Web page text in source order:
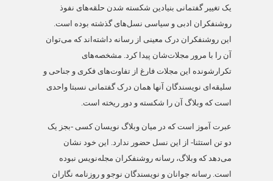
یک تغییر گفتمانی بنیادین شکسته شدن حلقه‌های نفوذ
روشنفکران ادبی و سیاسی نسل‌های گذشته بوده است.
این روشنفکران درک معینی از رسانه داشته‌اند که می‌توان
آن را با مرور مجلات‌شان پیدا کرد. مشخصه‌های
تکرارشونده این مجلات فارغ از تفاوت‌های فکری و جناحی و
سلیقه‌ای نویسندگان آنها همان درک گفتمانی نسبتا واحدی
است که وبلاگ آن را شکسته و دور ریخته است.
عبرت آموز است که در میان وبلاگ نویسان کسی -بجز یک
دو تن استثنا- از این نسل حضور ندارد. این خود نشان
می‌دهد که وبلاگ، رسانه روشنفکران مجله‌نویس نبوده
است. رسانه جوانان و نویسندگان نوجو و روزنامه نگاران